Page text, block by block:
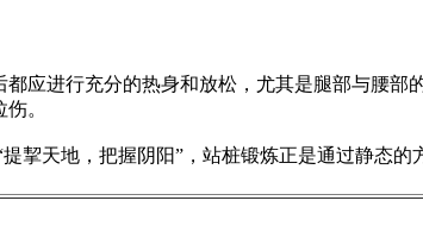
进行充分的热身和放松，尤其是腿部与腰部
。
天地，把握阴阳”，站桩锻炼正是通过静态的